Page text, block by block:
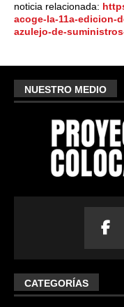
noticia relacionada:
acoge-la-11a-edicion-
azulejo-de-
NUESTRO MEDIO
CATEGORÍAS